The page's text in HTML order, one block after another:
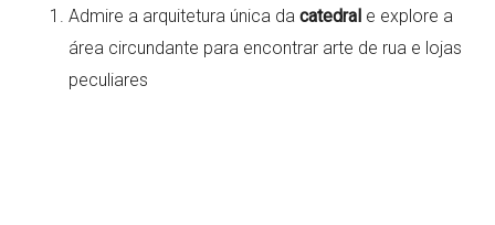
Admire a arquitetura única dacatedral e explore a
área circundante para encontrar arte de rua e lojas
peculiares